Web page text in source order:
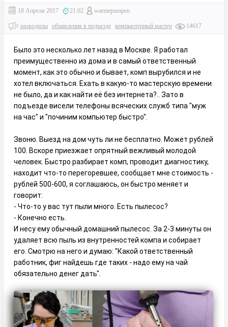
18 Апреля 2017 21:02 warmepumpen
разводилы объявления в подъезде компьютерный мастер 14617
Было это несколько лет назад в Москве. Я работал
преимущественно из дома и в самый ответственный
момент, как это обычно и бывает, комп вырубился и не
хотел включаться. Ехать в какую-то мастерскую времени
не было, да и как найти её без интернета?.. Зато в
подъезде висели телефоны всяческих служб типа "муж
на час" и "починим компьютер быстро".
Звоню. Выезд на дом чуть ли не бесплатно. Может рублей
100. Вскоре приезжает опрятный вежливый молодой
человек. Быстро разбирает комп, проводит диагностику,
находит что-то перегоревшее, сообщает мне стоимость -
рублей 500-600, я соглашаюсь, он быстро меняет и
говорит:
- Что-то у вас тут пыли много. Есть пылесос?
- Конечно есть.
И несу ему обычный домашний пылесос. За 2-3 минуты он
удаляет всю пыль из внутренностей компа и собирает
его. Смотрю на него и думаю: "Какой ответственный
работник, фиг найдешь где таких - надо ему на чай
обязательно денег дать".